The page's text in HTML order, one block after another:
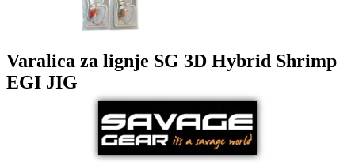
Varalica za lignje SG 3D Hybrid Shrimp
EGI JIG